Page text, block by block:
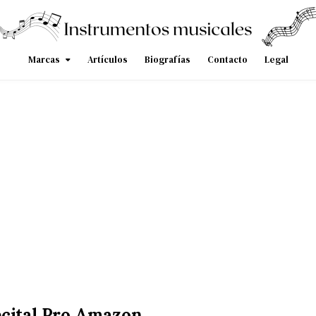
Marcas Artículos Biografías Contacto Legal